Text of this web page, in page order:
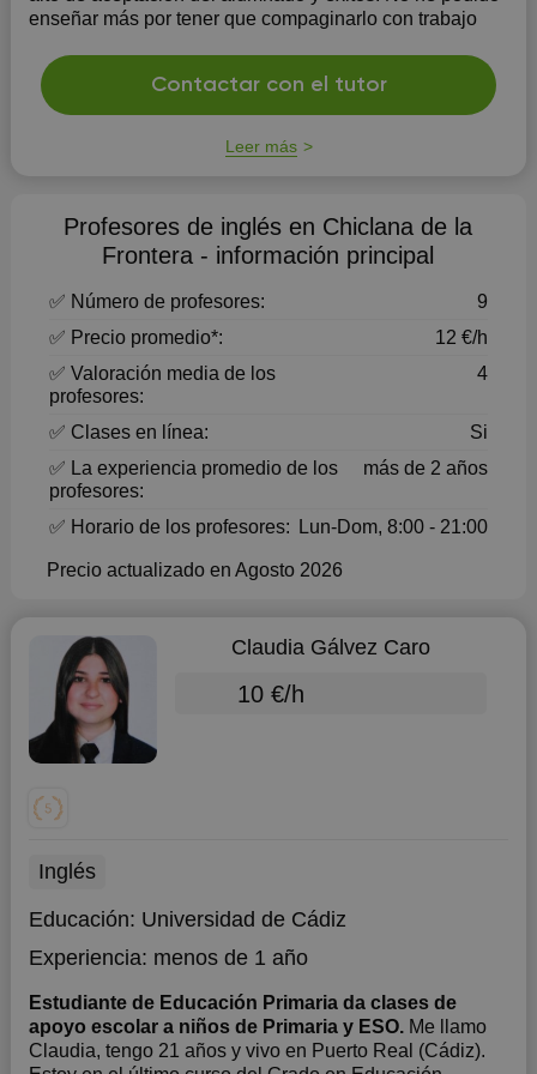
enseñar más por tener que compaginarlo con trabajo
Contactar con el tutor
Leer más
Profesores de inglés en Chiclana de la
Frontera - información principal
✅ Número de profesores:
9
✅ Precio promedio*:
12 €/h
✅ Valoración media de los
profesores:
4
✅ Clases en línea:
Si
✅ La experiencia promedio de los
profesores:
más de 2 años
✅ Horario de los profesores: Lun-Dom, 8:00 - 21:00
Precio actualizado en Agosto 2026
Claudia Gálvez Caro
10 €/h
Inglés
Educación: Universidad de Cádiz
Experiencia: menos de 1 año
Estudiante de Educación Primaria da clases de
apoyo escolar a niños de Primaria y ESO. Me llamo
Claudia, tengo 21 años y vivo en Puerto Real (Cádiz).